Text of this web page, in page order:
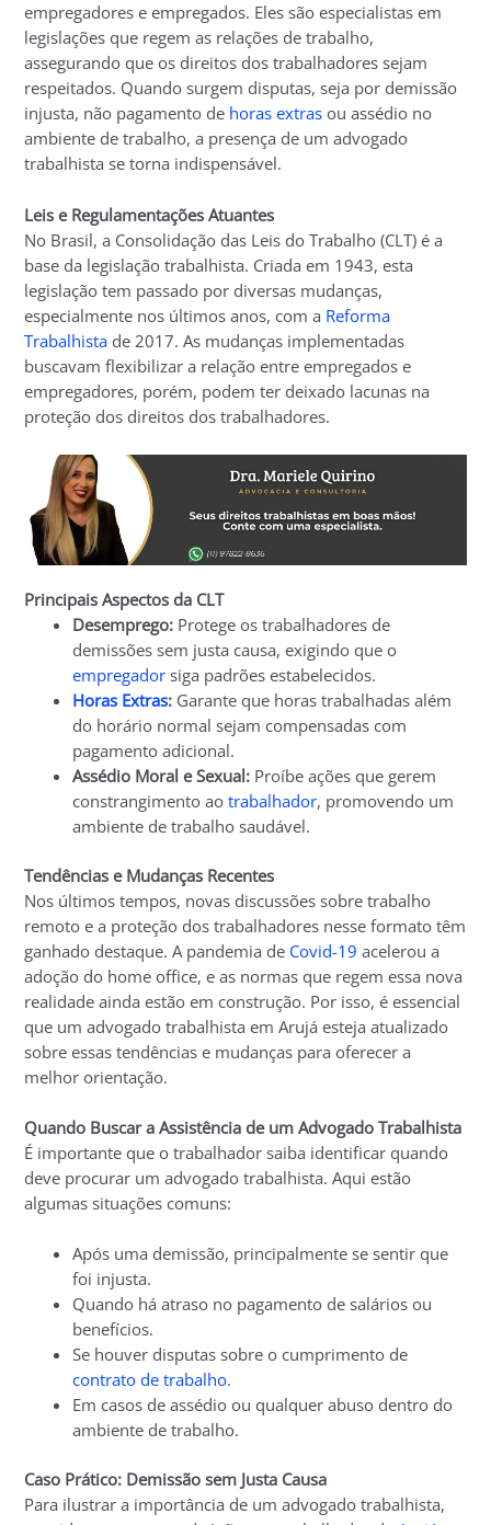
empregadores e empregados. Eles são especialistas em
legislações que regem as relações de trabalho,
assegurando que os direitos dos trabalhadores sejam
respeitados. Quando surgem disputas, seja por demissão
injusta, não pagamento de horas extras ou assédio no
ambiente de trabalho, a presença de um advogado
trabalhista se torna indispensável.
Leis e Regulamentações Atuantes
No Brasil, a Consolidação das Leis do Trabalho (CLT) é a
base da legislação trabalhista. Criada em 1943, esta
legislação tem passado por diversas mudanças,
especialmente nos últimos anos, com a Reforma
Trabalhista de 2017. As mudanças implementadas
buscavam flexibilizar a relação entre empregados e
empregadores, porém, podem ter deixado lacunas na
proteção dos direitos dos trabalhadores.
Principais Aspectos da CLT
Desemprego: Protege os trabalhadores de
demissões sem justa causa, exigindo que o
empregador siga padrões estabelecidos.
Horas Extras: Garante que horas trabalhadas além
do horário normal sejam compensadas com
pagamento adicional.
Assédio Moral e Sexual: Proíbe ações que gerem
constrangimento aotrabalhador, promovendo um
ambiente de trabalho saudável.
Tendências e Mudanças Recentes
Nos últimos tempos, novas discussões sobre trabalho
remoto e a proteção dos trabalhadores nesse formato têm
ganhado destaque. A pandemia de Covid-19 acelerou a
adoção do home office, e as normas que regem essa nova
realidade ainda estão em construção. Por isso, é essencial
que um advogado trabalhista em Arujá esteja atualizado
sobre essas tendências e mudanças para oferecer a
melhor orientação.
Quando Buscar a Assistência de um Advogado Trabalhista
É importante que o trabalhador saiba identificar quando
deve procurar um advogado trabalhista. Aqui estão
algumas situações comuns:
Após uma demissão, principalmente se sentir que
foi injusta.
Quando há atraso no pagamento de salários ou
benefícios.
Se houver disputas sobre o cumprimento de
contrato de trabalho.
Em casos de assédio ou qualquer abuso dentro do
ambiente de trabalho.
Caso Prático: Demissão sem Justa Causa
Para ilustrar a importância de um advogado trabalhista,